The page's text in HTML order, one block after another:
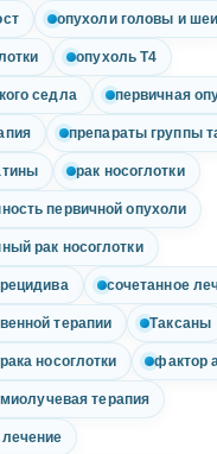
опухоли головы и шеи
опухоль Т4
седла первичная
препараты группы
рак носоглотки
первичной опухоли
рак носоглотки
сочетанное
терапии Таксаны
носоглотки фактор
терапия